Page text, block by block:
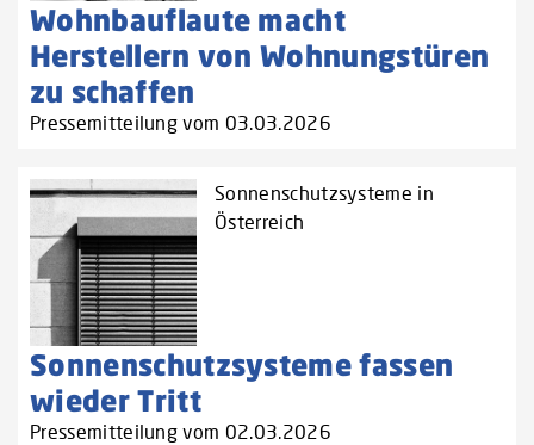
Wohnbauflaute macht
Herstellern von Wohnungstüren
zu schaffen‌
Pressemitteilung vom 03.03.2026
Sonnenschutzsysteme in
Österreich
Sonnenschutzsysteme fassen
wieder Tritt
Pressemitteilung vom 02.03.2026